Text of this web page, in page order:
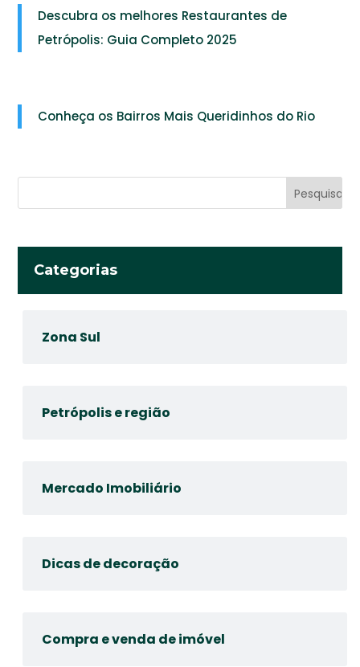
Descubra os melhores Restaurantes de
Petrópolis: Guia Completo 2025
Conheça os Bairros Mais Queridinhos do Rio
Categorias
Zona Sul
Petrópolis e região
Mercado Imobiliário
Dicas de decoração
Compra e venda de imóvel